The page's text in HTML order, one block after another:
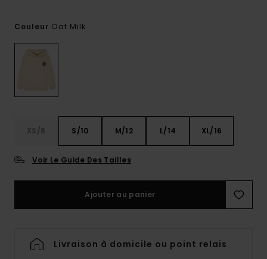
Couleur Oat Milk
XS/8 S/10 M/12 L/14 XL/16
Voir Le Guide Des Tailles
Ajouter au panier
Livraison à domicile ou point relais